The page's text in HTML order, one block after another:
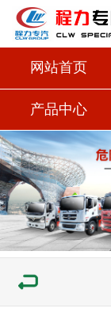
网站首页
产品中心